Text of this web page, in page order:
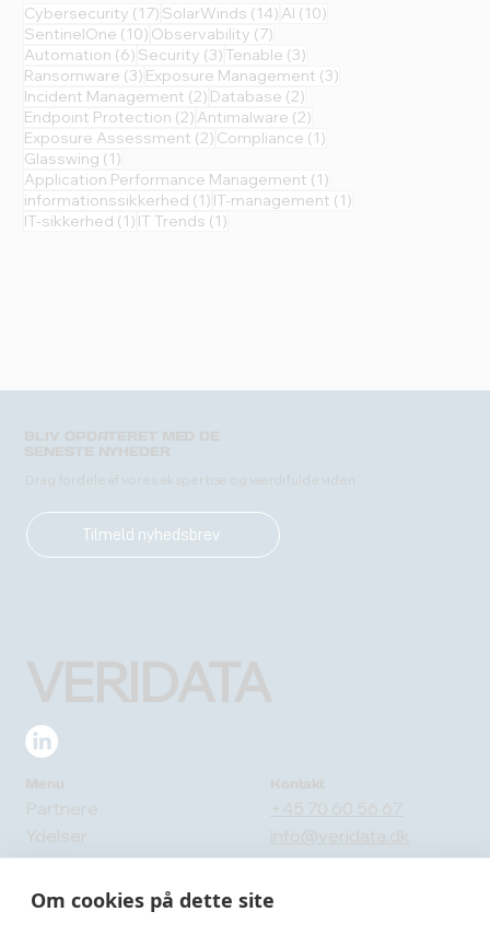
Om cookies på dette site
Cybersecurity (17) 17 indlæg
SolarWinds (14) 14 indlæg
AI (10)
SentinelOne (10) 10 indlæg
Observability (7)
Automation (6) 6 indlæg
Security (3) 3 indlæg
Tenable (3)
Ransomware (3) 3 indlæg
Exposure Management (3)
Incident Management (2) 2 indlæg
Database (2)
Endpoint Protection (2) 2 indlæg
Antimalware (2)
Exposure Assessment (2) 2 indlæg
Compliance (1)
Glasswing (1)
Application Performance Management (1)
informationssikkerhed (1) 1 indlæg
IT-management (1)
IT-sikkerhed (1) 1 indlæg
IT Trends (1)
Tilmeld nyhedsbrev
Ydelser
Om os
Blog
info@veridata.dk
Send en besked